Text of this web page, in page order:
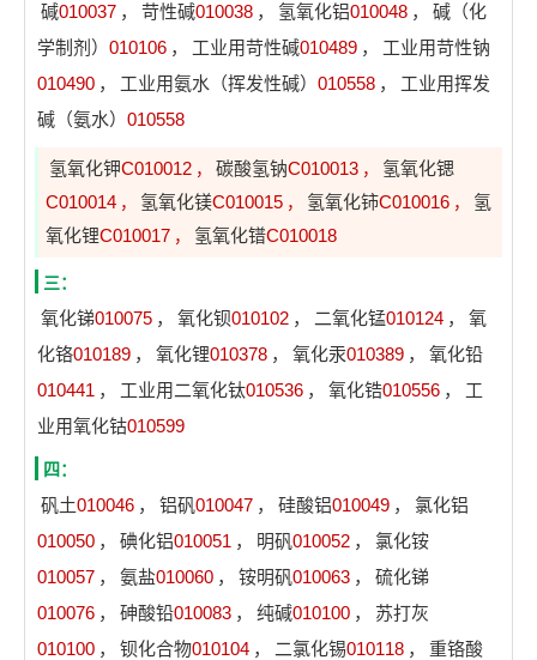
碱010037 ， 苛性碱010038 ， 氢氧化铝010048 ，
碱（化
学制剂） 010106 ， 工业用苛性碱010489 ，
工业用苛性钠
010490 ， 工业用氨水（挥发性碱） 010558 ，
工业用挥发
碱（氨水） 010558
氢氧化钾C010012 ， 碳酸氢钠C010013 ，
氢氧化锶
C010014 ， 氢氧化镁C010015 ， 氢氧化铈C010016 ，
氢
氧化锂C010017 ， 氢氧化镨C010018
三：
氧化锑010075 ， 氧化钡010102 ， 二氧化锰010124 ，
氧
化铬010189 ， 氧化锂010378 ， 氧化汞010389 ，
氧化铅
010441 ， 工业用二氧化钛010536 ， 氧化锆010556 ，
工
业用氧化钴010599
四：
矾土010046 ， 铝矾010047 ， 硅酸铝010049 ，
氯化铝
010050 ， 碘化铝010051 ， 明矾010052 ，
氯化铵
010057 ， 氨盐010060 ， 铵明矾010063 ，
硫化锑
010076 ， 砷酸铅010083 ， 纯碱010100 ，
苏打灰
010100 ， 钡化合物010104 ， 二氯化锡010118 ，
重铬酸